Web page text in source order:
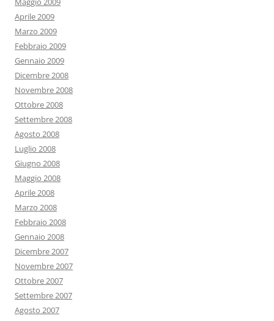
Aprile 2009
Marzo 2009
Febbraio 2009
Gennaio 2009
Dicembre 2008
Novembre 2008
Ottobre 2008
Settembre 2008
Agosto 2008
Luglio 2008
Giugno 2008
Maggio 2008
Aprile 2008
Marzo 2008
Febbraio 2008
Gennaio 2008
Dicembre 2007
Novembre 2007
Ottobre 2007
Settembre 2007
Agosto 2007